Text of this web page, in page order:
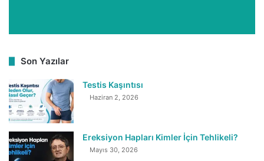
Son Yazılar
Testis Kaşıntısı
Haziran 2, 2026
Ereksiyon Hapları Kimler İçin Tehlikeli?
Mayıs 30, 2026